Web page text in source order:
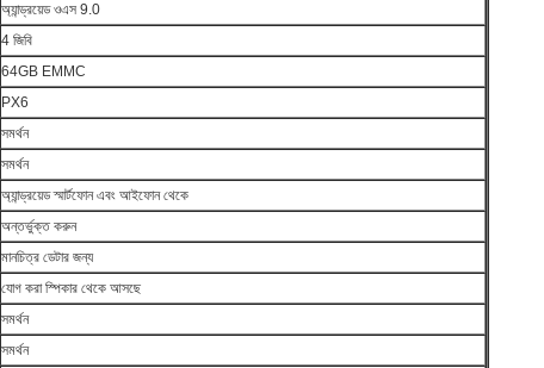
অ্যান্ড্রয়েড ওএস 9.0
4 জিবি
64GB EMMC
PX6
সমর্থন
সমর্থন
অ্যান্ড্রয়েড স্মার্টফোন এবং আইফোন থেকে
অন্তর্ভুক্ত করুন
মানচিত্র ডেটার জন্য
যোগ করা স্পিকার থেকে আসছে
সমর্থন
সমর্থন